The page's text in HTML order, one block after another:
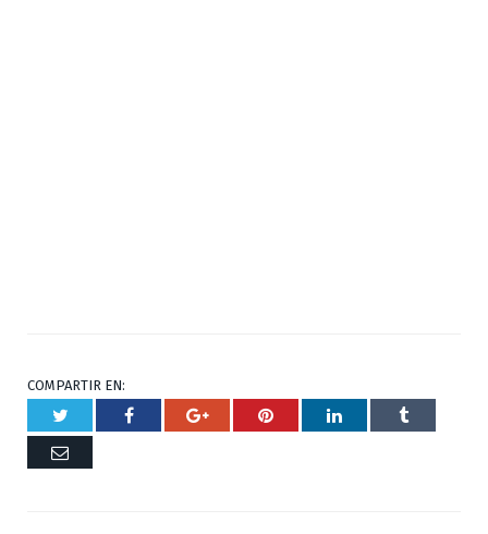
COMPARTIR EN:
Twitter Facebook Google+ Pinterest RespuestaTumblr
Correo